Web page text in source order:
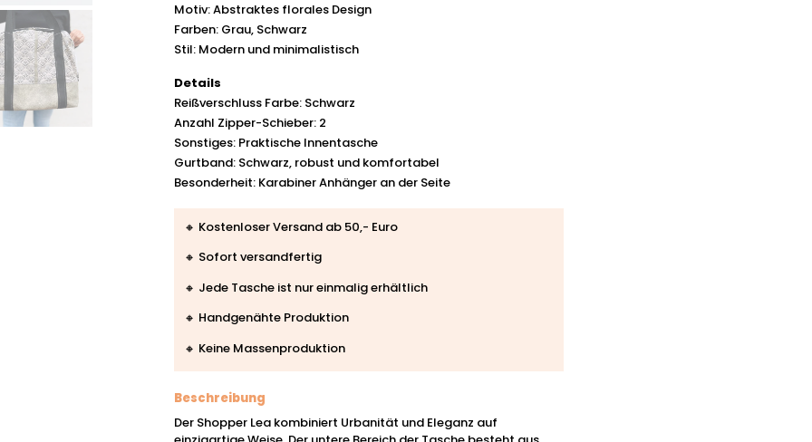
Motiv: Abstraktes florales Design
Farben: Grau, Schwarz
Stil: Modern und minimalistisch
Details
Reißverschluss Farbe: Schwarz
Anzahl Zipper-Schieber: 2
Sonstiges: Praktische Innentasche
Gurtband: Schwarz, robust und komfortabel
Besonderheit: Karabiner Anhänger an der Seite
🔸 Kostenloser Versand ab 50,- Euro
🔸 Sofort versandfertig
🔸 Jede Tasche ist nur einmalig erhältlich
🔸 Handgenähte Produktion
🔸 Keine Massenproduktion
Beschreibung
Der Shopper Lea kombiniert Urbanität und Eleganz auf